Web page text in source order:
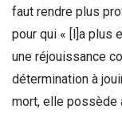
faut rendre plus
pour qui « [l]a plus
une réjouissance
détermination à
mort, elle possède